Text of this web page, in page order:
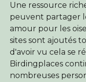
Une ressource
peuvent partager
amour pour les
sites sont ajoutés
d'avoir vu cela se
Birdingplaces
nombreuses